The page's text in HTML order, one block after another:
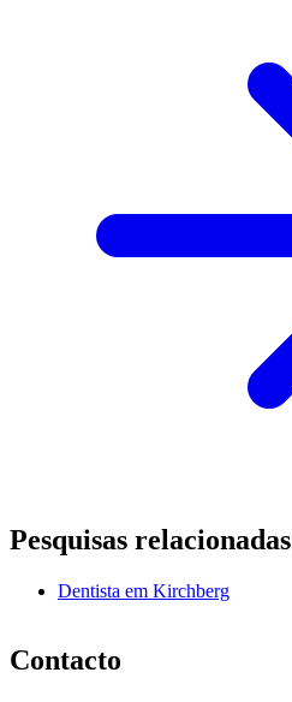
Pesquisas relacionadas
Dentista em Kirchberg
Contacto